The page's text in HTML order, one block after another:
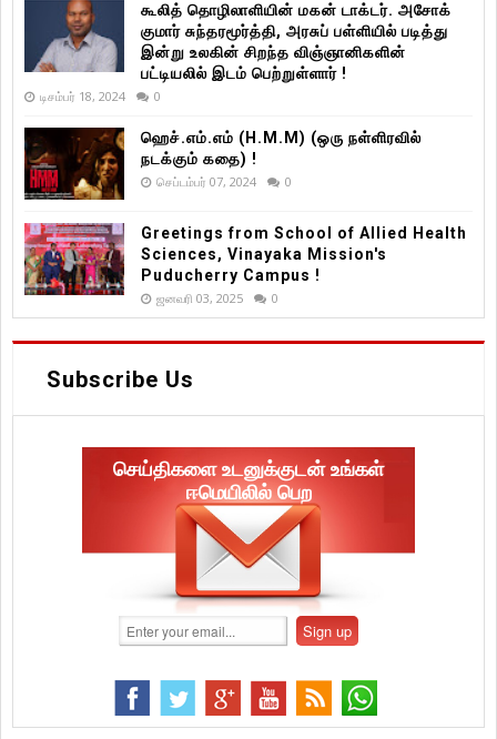
கூலித் தொழிலாளியின் மகன் டாக்டர். அசோக்
குமார் சுந்தரமூர்த்தி, அரசுப் பள்ளியில் படித்து
இன்று உலகின் சிறந்த விஞ்ஞானிகளின்
பட்டியலில் இடம் பெற்றுள்ளார் !
டிசம்பர் 18, 2024 0
ஹெச்.எம்.எம் (H.M.M) (ஒரு நள்ளிரவில்
நடக்கும் கதை) !
செப்டம்பர் 07, 2024 0
Greetings from School of Allied Health
Sciences, Vinayaka Mission's
Puducherry Campus !
ஜனவரி 03, 2025 0
Subscribe Us
செய்திகளை உடனுக்குடன் உங்கள்
ஈமெயிலில் பெற